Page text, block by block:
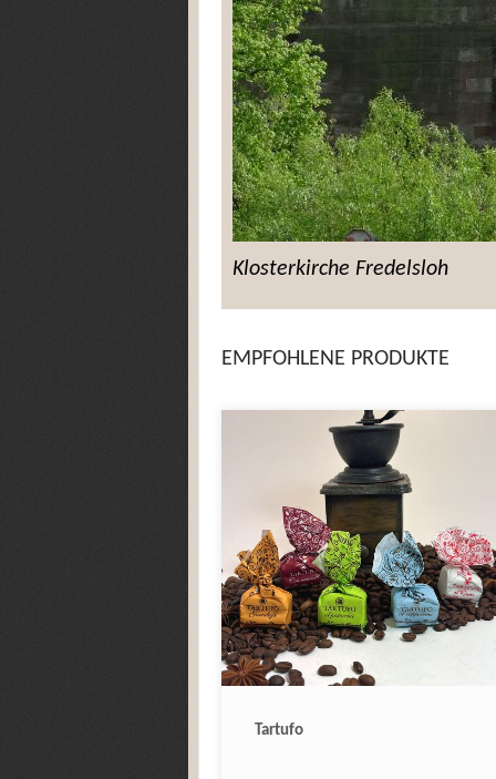
Klosterkirche Fredelsloh
EMPFOHLENE PRODUKTE
Tartufo